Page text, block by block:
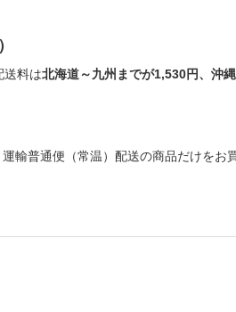
送料は北海道～九州までが1,530円、沖
輸普通便（常温）配送の商品だけをお